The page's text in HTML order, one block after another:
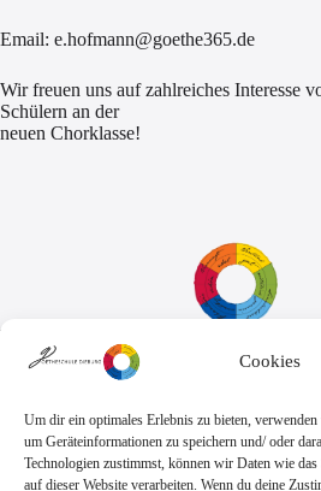
Cookies
Um dir ein optimales Erlebnis zu bieten,
um Geräteinformationen zu speichern und/ oder
Technologien zustimmst, können wir Daten wie
auf dieser Website verarbeiten. Wenn du deine
Email: e.hofmann@goethe365.de
Wir freuen uns auf zahlreiches Interesse
Schülern an der
neuen Chorklasse!
Sekretariat:
Freitag: 7.45 Uhr bis 13.00 Uhr
E-Mail:
sekretariat@goethe.schule
+49
Fax